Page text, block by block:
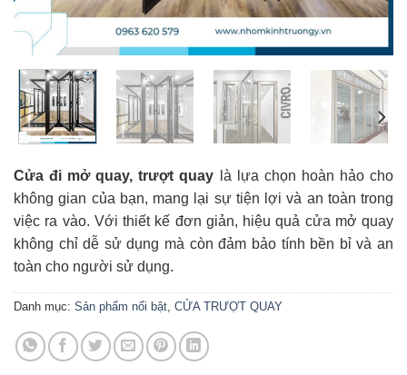
Cửa đi mở quay, trượt quay
là lựa chọn hoàn hảo cho
không gian của bạn, mang lại sự tiện lợi và an toàn trong
việc ra vào. Với thiết kế đơn giản, hiệu quả cửa mở quay
không chỉ dễ sử dụng mà còn đảm bảo tính bền bỉ và an
toàn cho người sử dụng.
Danh mục: Sản phẩm nổi bật CỬA TRƯỢT QUAY